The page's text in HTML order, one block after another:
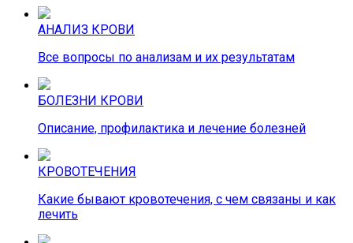
АНАЛИЗ КРОВИ
Все вопросы по анализам и их результатам
БОЛЕЗНИ КРОВИ
Описание, профилактика и лечение болезней
КРОВОТЕЧЕНИЯ
Какие бывают кровотечения, с чем связаны и как
лечить